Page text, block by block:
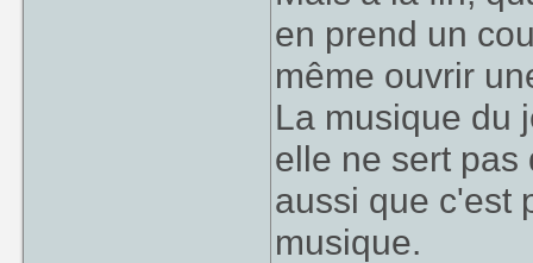
en prend un
même ouvrir
La musique du
elle ne sert
aussi que c'est
musique.